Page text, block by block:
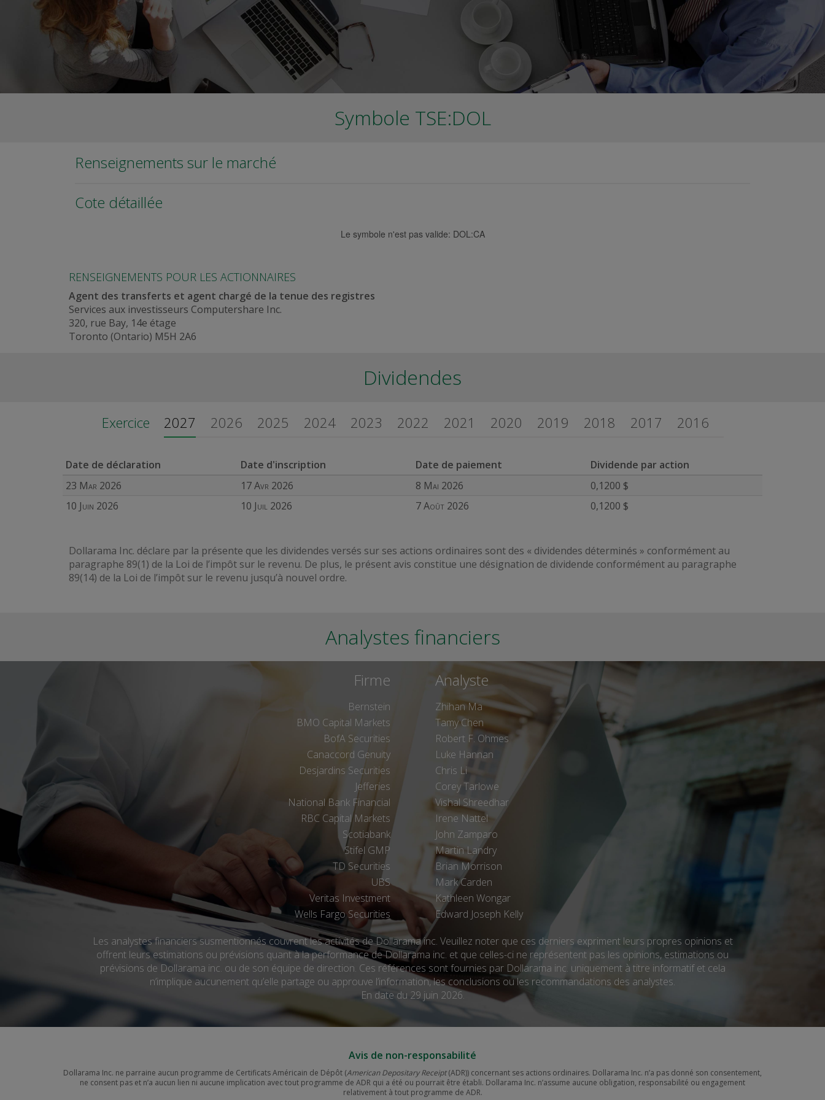
Symbole TSE:DOL
Renseignements sur le marché
Le symbole n'est pas valide: DOL:CA
RENSEIGNEMENTS POUR LES ACTIONNAIRES
Agent des transferts et agent chargé de la tenue des registres
Services aux investisseurs Computershare Inc.
320, rue Bay, 14e étage
Toronto (Ontario) M5H 2A6
Dividendes
Exercice 2027 2026 2025 2024 2023 2022 2021 2020 2019 2018 2017 2016
Date de déclaration Date d'inscription Date de paiement
Dividende par action
23 Mar 2026
17 Avr 2026 8 Mai 2026
0,1200 $
10 Juin 2026
10 Juil 2026 7 Août 2026 0,1200 $
Dollarama Inc. déclare par la présente que les dividendes versés sur ses actions ordinaires sont des « dividendes déterminés » conformément au
paragraphe 89(1) de la Loi de l’impôt sur le revenu. De plus, le présent avis constitue une désignation de dividende conformément au paragraphe
89(14) de la Loi de l’impôt sur le revenu jusqu’à nouvel ordre.
Analystes financiers
Firme Analyste
Bernstein
Zhihan Ma
BMO Capital Markets
Tamy Chen
BofA Securities
Robert F. Ohmes
Canaccord Genuity
Luke Hannan
Desjardins Securities
Chris Li
Jefferies
Corey Tarlowe
National Bank Financial
Vishal Shreedhar
RBC Capital Markets
Irene Nattel
Scotiabank
John Zamparo
Stifel GMP
Martin Landry
TD Securities
Brian Morrison
UBS
Mark Carden
Veritas Investment
Kathleen Wongar
Wells Fargo Securities
Edward Joseph Kelly
Les analystes financiers susmentionnés couvrent les activités de Dollarama inc. Veuillez noter que ces derniers expriment leurs propres opinions et
offrent leurs estimations ou prévisions quant à la performance de Dollarama inc. et que celles-ci ne représentent pas les opinions, estimations ou
prévisions de Dollarama inc. ou de son équipe de direction. Ces références sont fournies par Dollarama inc. uniquement à titre informatif et cela
n’implique aucunement qu’elle partage ou approuve l’information, les conclusions ou les recommandations des analystes.
En date du 29 juin 2026.
Avis de non-responsabilité
Dollarama Inc. ne parraine aucun programme de Certificats Américain de Dépôt (American Depositary Receipt(ADR)) concernant ses actions ordinaires. Dollarama Inc. n’a pas donné son consentement,
ne consent pas et n’a aucun lien ni aucune implication avec tout programme de ADR qui a été ou pourrait être établi. Dollarama Inc. n’assume aucune obligation, responsabilité ou engagement
relativement à tout programme de ADR.